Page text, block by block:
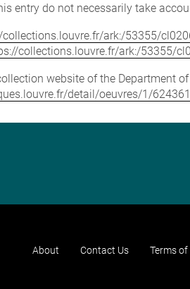
entry do not necessarily take
collections.louvre.fr/ark:/53355/
collections.louvre.fr/ark:/53355/
website of the Department
detail/oeuvres/1/
About Contact Us Terms of